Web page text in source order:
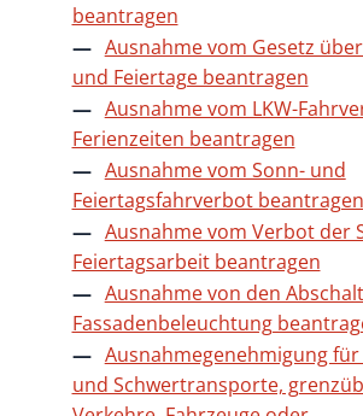
beantragen
Ausnahme vom Gesetz
und Feiertage beantragen
Ausnahme vom LKW-
Ferienzeiten beantragen
Ausnahme vom Sonn- und
Feiertagsfahrverbot beantragen
Ausnahme vom Verbot der
Feiertagsarbeit beantragen
Ausnahme von den
Fassadenbeleuchtung
Ausnahmegenehmigung
und Schwertransporte,